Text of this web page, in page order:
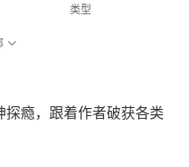
类型
2023-07-01
发行日期
瘾，跟着作者破获各类